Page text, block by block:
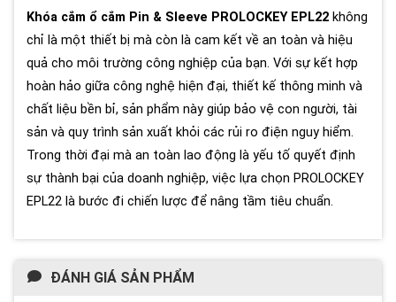
Khóa cắm ổ cắm Pin & Sleeve PROLOCKEY EPL22 không
chỉ là một thiết bị mà còn là cam kết về an toàn và hiệu
quả cho môi trường công nghiệp của bạn. Với sự kết hợp
hoàn hảo giữa công nghệ hiện đại, thiết kế thông minh và
chất liệu bền bỉ, sản phẩm này giúp bảo vệ con người, tài
sản và quy trình sản xuất khỏi các rủi ro điện nguy hiểm.
Trong thời đại mà an toàn lao động là yếu tố quyết định
sự thành bại của doanh nghiệp, việc lựa chọn PROLOCKEY
EPL22 là bước đi chiến lược để nâng tầm tiêu chuẩn.
ĐÁNH GIÁ SẢN PHẨM